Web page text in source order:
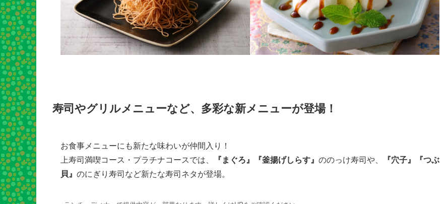
寿司やグリルメニューなど、多彩な新メニューが登場！
お食事メニューにも新たな味わいが仲間入り！
上寿司満喫コース・プラチナコースでは、
『まぐろ』『釜揚げしらす』 ののっけ寿司や、
『穴子』『つぶ
貝』 のにぎり寿司など新たな寿司ネタが登場。